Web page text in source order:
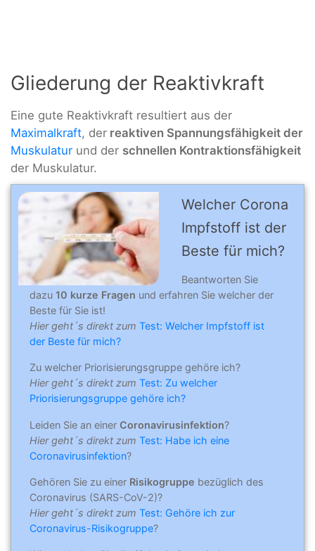
Gliederung der Reaktivkraft
Eine gute Reaktivkraft resultiert aus der
Maximalkraft, der reaktiven Spannungsfähigkeit der
Muskulatur und der schnellen Kontraktionsfähigkeit
der Muskulatur.
Welcher Corona
Impfstoff ist der
Beste für mich?
Beantworten Sie
dazu 10 kurze Fragen und erfahren Sie welcher der
Beste für Sie ist!
Hier geht´s direkt zum Test: Welcher Impfstoff ist
der Beste für mich?
Zu welcher Priorisierungsgruppe gehöre ich?
Hier geht´s direkt zum Test: Zu welcher
Priorisierungsgruppe gehöre ich?
Leiden Sie an einer Coronavirusinfektion?
Hier geht´s direkt zum Test: Habe ich eine
Coronavirusinfektion?
Gehören Sie zu einer Risikogruppe bezüglich des
Coronavirus (SARS-CoV-2)?
Hier geht´s direkt zum Test: Gehöre ich zur
Coronavirus-Risikogruppe?